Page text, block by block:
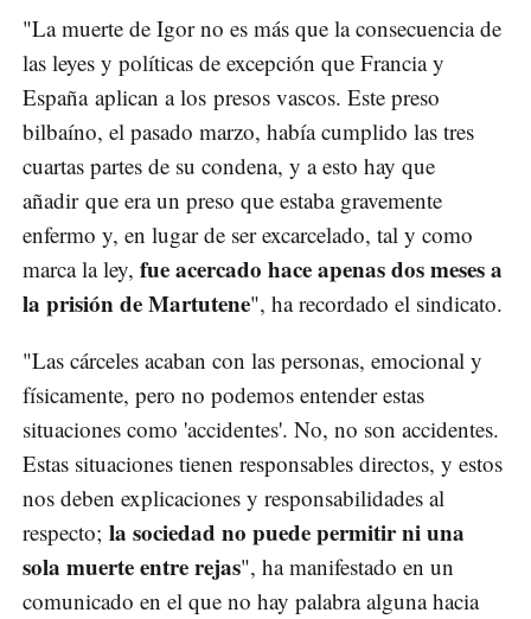
"La muerte de Igor no es más que la consecuencia de
las leyes y políticas de excepción que Francia y
España aplican a los presos vascos. Este preso
bilbaíno, el pasado marzo, había cumplido las tres
cuartas partes de su condena, y a esto hay que
añadir que era un preso que estaba gravemente
enfermo y, en lugar de ser excarcelado, tal y como
marca la ley, fue acercado hace apenas dos meses a
la prisión de Martutene", ha recordado el sindicato.
"Las cárceles acaban con las personas, emocional y
físicamente, pero no podemos entender estas
situaciones como 'accidentes'. No, no son accidentes.
Estas situaciones tienen responsables directos, y estos
nos deben explicaciones y responsabilidades al
respecto; la sociedad no puede permitir ni una
sola muerte entre rejas", ha manifestado en un
comunicado en el que no hay palabra alguna hacia